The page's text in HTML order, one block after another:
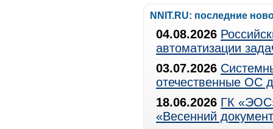
NNIT.RU: последние
04.08.2026
автоматизации
03.07.2026
отечественные ОС
18.06.2026 ГК
«Весенний